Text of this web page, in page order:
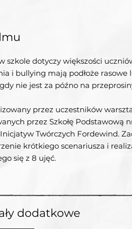
szkole dotyczy większości
i bullying mają podłoże rasowe
nie jest za późno na
przez uczestników
przez Szkołę Podstawową
Twórczych Fordewind.
krótkiego scenariusza i
się z 8 ujęć.
dodatkowe